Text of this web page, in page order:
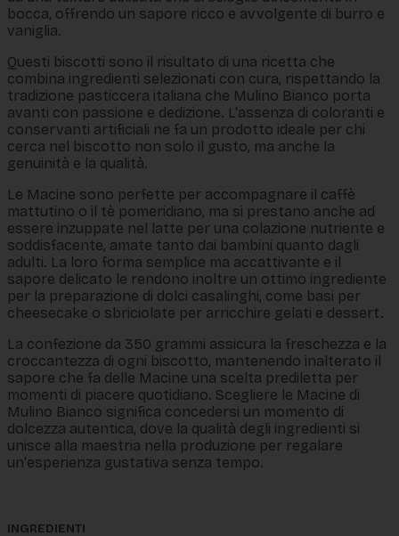
bocca, offrendo un sapore ricco e avvolgente di burro e
vaniglia.
Questi biscotti sono il risultato di una ricetta che
combina ingredienti selezionati con cura, rispettando la
tradizione pasticcera italiana che Mulino Bianco porta
avanti con passione e dedizione. L'assenza di coloranti e
conservanti artificiali ne fa un prodotto ideale per chi
cerca nel biscotto non solo il gusto, ma anche la
genuinità e la qualità.
Le Macine sono perfette per accompagnare il caffè
mattutino o il tè pomeridiano, ma si prestano anche ad
essere inzuppate nel latte per una colazione nutriente e
soddisfacente, amate tanto dai bambini quanto dagli
adulti. La loro forma semplice ma accattivante e il
sapore delicato le rendono inoltre un ottimo ingrediente
per la preparazione di dolci casalinghi, come basi per
cheesecake o sbriciolate per arricchire gelati e dessert.
La confezione da 350 grammi assicura la freschezza e la
croccantezza di ogni biscotto, mantenendo inalterato il
sapore che fa delle Macine una scelta prediletta per
momenti di piacere quotidiano. Scegliere le Macine di
Mulino Bianco significa concedersi un momento di
dolcezza autentica, dove la qualità degli ingredienti si
unisce alla maestria nella produzione per regalare
un'esperienza gustativa senza tempo.
INGREDIENTI